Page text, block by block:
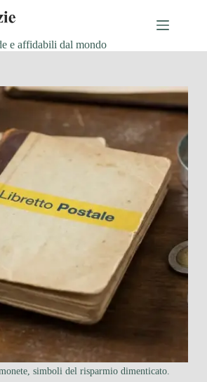
e affidabili dal mondo
simboli del risparmio dimenticato.